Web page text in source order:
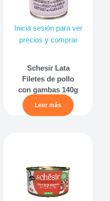
Inicia sesión para ver
precios y comprar
Schesir Lata
Filetes de pollo
con gambas 140g
Leer más